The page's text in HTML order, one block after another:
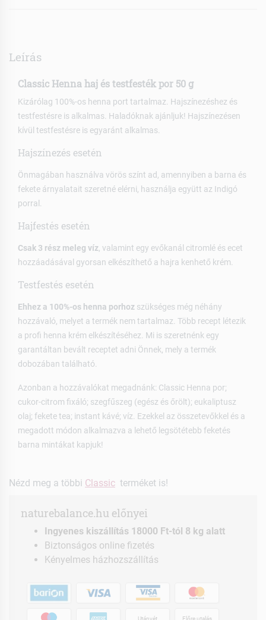
Leírás
Classic Henna haj és testfesték por 50 g
Kizárólag 100%-os henna port tartalmaz. Hajszínezéshez és
testfestésre is alkalmas. Haladóknak ajánljuk! Hajszínezésen
kívül testfestésre is egyaránt alkalmas.
Hajszínezés esetén
Önmagában használva vörös színt ad, amennyiben a barna és
fekete árnyalatait szeretné elérni, használja együtt az Indigó
porral.
Hajfestés esetén
Csak 3 rész meleg víz , valamint egy evőkanál citromlé és ecet
hozzáadásával gyorsan elkészíthető a hajra kenhető krém.
Testfestés esetén
Ehhez a 100%-os henna porhoz szükséges még néhány
hozzávaló, melyet a termék nem tartalmaz. Több recept létezik
a profi henna krém elkészítéséhez. Mi is szeretnénk egy
garantáltan bevált receptet adni Önnek, mely a termék
dobozában található.
Azonban a hozzávalókat megadnánk: Classic Henna por;
cukor-citrom fixáló; szegfűszeg (egész és őrölt); eukaliptusz
olaj; fekete tea; instant kávé; víz. Ezekkel az összetevőkkel és a
megadott módon alkalmazva a lehető legsötétebb feketés
barna mintákat kapjuk!
Nézd meg a többi Classic terméket is!
naturebalance.hu előnyei
Ingyenes kiszállítás 18000 Ft-tól 8 kg alatt
Biztonságos online fizetés
Kényelmes házhozszállítás
Utánvét Előre utalás